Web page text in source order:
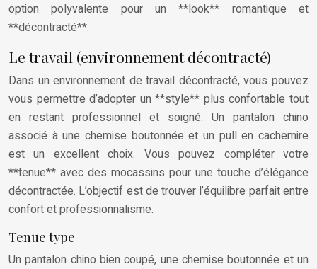
option polyvalente pour un **look** romantique et
**décontracté**.
Le travail (environnement décontracté)
Dans un environnement de travail décontracté, vous pouvez
vous permettre d’adopter un **style** plus confortable tout
en restant professionnel et soigné. Un pantalon chino
associé à une chemise boutonnée et un pull en cachemire
est un excellent choix. Vous pouvez compléter votre
**tenue** avec des mocassins pour une touche d’élégance
décontractée. L’objectif est de trouver l’équilibre parfait entre
confort et professionnalisme.
Tenue type
Un pantalon chino bien coupé, une chemise boutonnée et un